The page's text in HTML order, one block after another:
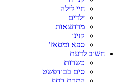
חיי לילה
ילדים
מרחצאות
קזינו
ספא ומסאז’
חשוב לדעת
כשרות
סים בבודפשט